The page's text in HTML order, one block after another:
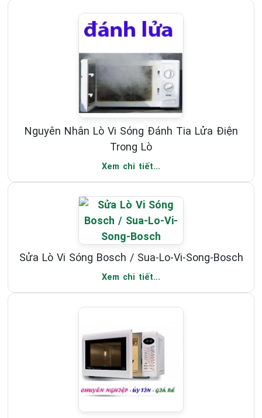
Nguyên Nhân Lò Vi Sóng Đánh Tia Lửa Điện
Trong Lò
Xem chi tiết...
Sửa Lò Vi Sóng Bosch / Sua-Lo-Vi-Song-Bosch
Xem chi tiết...